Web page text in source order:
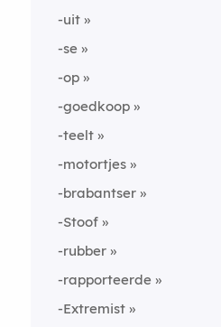
-uit
-se
-op
-goedkoop
-teelt
-motortjes
-brabantser
-Stoof
-rubber
-rapporteerde
-Extremist